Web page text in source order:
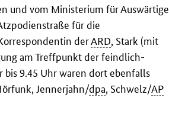
und vom Ministerium für Auswärtige
für die
derARD, Stark (mit
am Treffpunkt der feindlich-
bis 9.45 Uhr waren dort ebenfalls
Jennerjahn/dpa, Schwelz/AP